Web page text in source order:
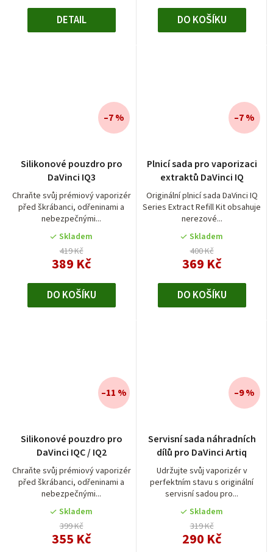
DETAIL DO KOŠÍKU
Silikonové pouzdro pro
DaVinci IQ3
Chraňte svůj prémiový vaporizér
před škrábanci, odřeninami a
nebezpečnými...
Skladem
419 Kč
389 Kč
–7 %
DO KOŠÍKU
Plnicí sada pro vaporizaci
extraktů DaVinci IQ
Originální plnicí sada DaVinci IQ
Series Extract Refill Kit obsahuje
nerezové...
Skladem
400 Kč
369 Kč
–7 %
DO KOŠÍKU
Silikonové pouzdro pro
DaVinci IQC / IQ2
Chraňte svůj prémiový vaporizér
před škrábanci, odřeninami a
nebezpečnými...
Skladem
399 Kč
355 Kč
–11 %
Servisní sada náhradních
dílů pro DaVinci Artiq
Udržujte svůj vaporizér v
perfektním stavu s originální
servisní sadou pro...
Skladem
319 Kč
290 Kč
–9 %